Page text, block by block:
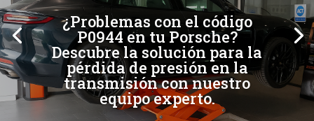
¿Problemas con el código
P0944 en tu Porsche?
Descubre la solución para la
pérdida de presión en la
transmisión con nuestro
equipo experto.